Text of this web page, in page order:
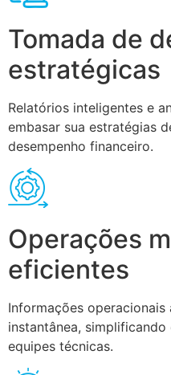
Tomada de
estratégicas
Relatórios inteligentes e
embasar sua estratégias
desempenho financeiro.
Operações
eficientes
Informações operacionais
instantânea,
equipes técnicas.